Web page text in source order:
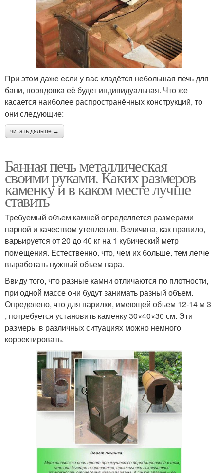
При этом даже если у вас кладётся небольшая печь для
бани, порядовка её будет индивидуальная. Что же
касается наиболее распространённых конструкций, то
они следующие:
читать дальше →
Банная печь металлическая
своими руками. Каких размеров
каменку и в каком месте лучше
ставить
Требуемый объем камней определяется размерами
парной и качеством утепления. Величина, как правило,
варьируется от 20 до 40 кг на 1 кубический метр
помещения. Естественно, что, чем их больше, тем легче
выработать нужный объем пара.
Ввиду того, что разные камни отличаются по плотности,
при одной массе они будут занимать разный объем.
Определено, что для парилки, имеющей объем 12-14 м 3
, потребуется установить каменку 30×40×30 см. Эти
размеры в различных ситуациях можно немного
корректировать.